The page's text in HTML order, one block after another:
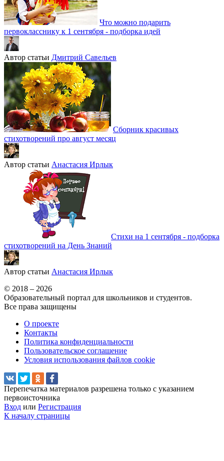
Что можно подарить
первокласснику к 1 сентября - подборка идей
Автор статьи Дмитрий Савельев
Сборник красивых
стихотворений про август месяц
Автор статьи Анастасия Ирлык
Стихи на 1 сентября - подборка
стихотворений на День Знаний
Автор статьи Анастасия Ирлык
© 2018 – 2026
Образовательный портал для школьников и студентов.
Все права защищены
О проекте
Контакты
Политика конфиденциальности
Пользовательское соглашение
Условия использования файлов cookie
Перепечатка материалов разрешена только с указанием
первоисточника
Вход или Регистрация
К началу страницы